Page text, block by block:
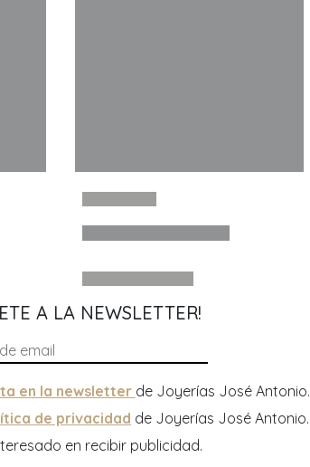
A LA NEWSLETTER!
en la newsletter de Joyerías José Antonio.
de privacidad de Joyerías José Antonio.
en recibir publicidad.